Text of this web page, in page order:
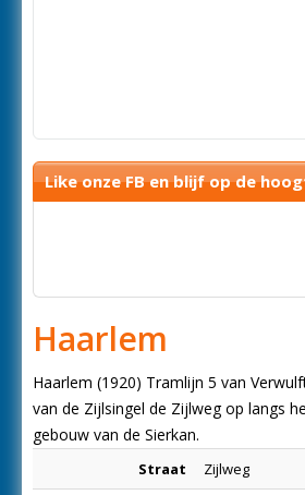
Like onze FB en blijf op de
Haarlem
Haarlem (1920) Tramlijn 5 van
van de Zijlsingel de Zijlweg op langs
gebouw van de Sierkan.
Straat Zijlweg